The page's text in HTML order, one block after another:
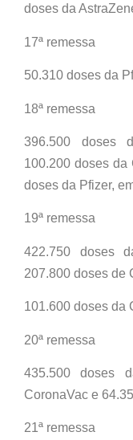
doses da
17ª remessa
50.310 doses da
18ª remessa
396.500 doses
100.200 doses da
doses da Pfizer,
19ª remessa
422.750 doses
207.800 doses de
101.600 doses da
20ª remessa
435.500 doses
CoronaVac e
21ª remessa